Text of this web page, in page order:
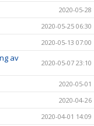
2020-05-28
2020-05-25 06:30
2020-05-13 07:00
av
2020-05-07 23:10
2020-05-01
2020-04-26
2020-04-01 14:09